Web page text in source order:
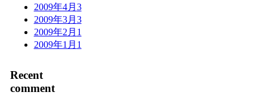
2009年4月 3
2009年3月 3
2009年2月 1
2009年1月 1
Recent
comment